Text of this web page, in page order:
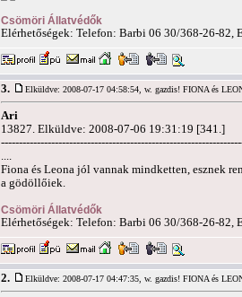
Csömöri Állatvédők
Elérhetőségek: Telefon: Barbi 06 30/368-26-82,
3. Elküldve: 2008-07-17 04:58:54, w. gazdis! FIONA és
Ari
13827. Elküldve: 2008-07-06 19:31:19 [341.]
Fiona és Leona jól vannak mindketten, esznek
a gödöllőiek.
Csömöri Állatvédők
Elérhetőségek: Telefon: Barbi 06 30/368-26-82,
2. Elküldve: 2008-07-17 04:47:35, w. gazdis! FIONA és